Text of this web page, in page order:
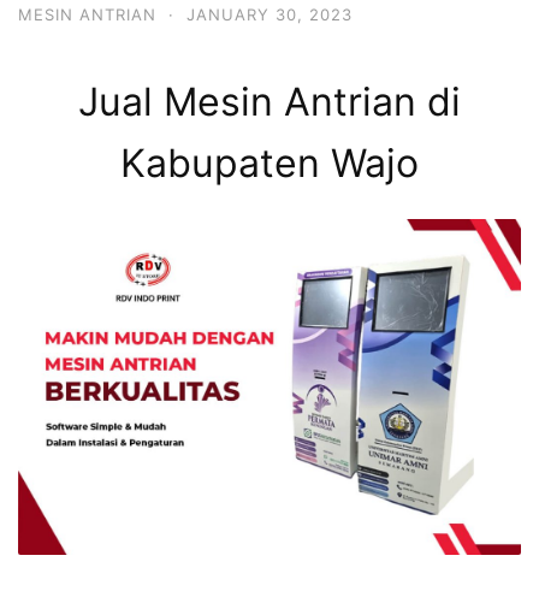
MESIN ANTRIAN · JANUARY 30, 2023
Jual Mesin Antrian di
Kabupaten Wajo